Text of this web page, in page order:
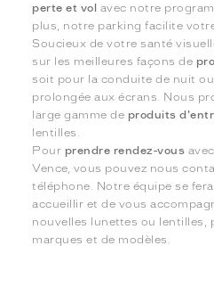
perte et vol avec notre
plus, notre parking facilite
Soucieux de votre santé
sur les meilleures façons de
soit pour la conduite de nuit
prolongée aux écrans. Nous
large gamme de produits
lentilles.
Pour prendre rendez-vous
Vence, vous pouvez nous
téléphone. Notre équipe se
accueillir et de vous
nouvelles lunettes ou lentilles,
marques et de modèles.